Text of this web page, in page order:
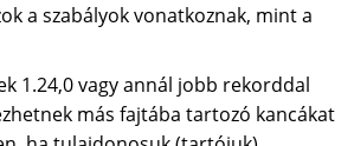
a szabályok vonatkoznak, mint a
1.24,0 vagy annál jobb rekorddal
más fajtába tartozó kancákat